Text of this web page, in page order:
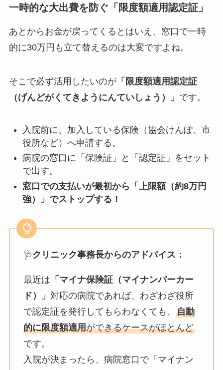
一時的な大出費を防ぐ「限度額適用認定証」
あとからお金が戻ってくるとはいえ、窓口で一時
的に30万円も立て替えるのは大変ですよね。
そこで必ず活用したいのが「限度額適用認定証
（げんどがくてきようにんていしょう）」 です。
入院前に、加入している保険（協会けんぽ、市
役所など）へ申請する。
病院の窓口に「保険証」と「認定証」をセット
で出す。
窓口での支払いが最初から「上限額（約8万円
強）」でストップする！
🩺クリニック事務長からのアドバイス：
最近は 「マイナ保険証（マイナンバーカー
ド）」 対応の病院であれば、わざわざ役所
で認定証を発行してもらわなくても、 自動
的に限度額適用ができるケースがほとんど
です。
入院が決まったら、病院窓口で「マイナン